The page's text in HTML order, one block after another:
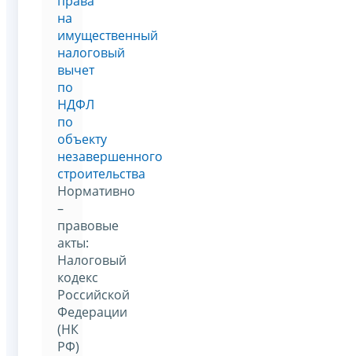
на
имущественный
налоговый
вычет
по
НДФЛ
по
объекту
незавершенного
строительства
Нормативно
–
правовые
акты:
Налоговый
кодекс
Российской
Федерации
(НК
РФ)